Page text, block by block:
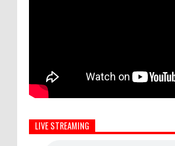
LIVE STREAMING